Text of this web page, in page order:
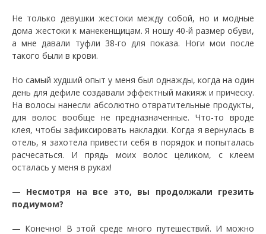
Не только девушки жестоки между собой, но и модные
дома жестоки к манекенщицам. Я ношу 40-й размер обуви,
а мне давали туфли 38-го для показа. Ноги мои после
такого были в крови.
Но самый худший опыт у меня был однажды, когда на один
день для дефиле создавали эффектный макияж и прическу.
На волосы нанесли абсолютно отвратительные продукты,
для волос вообще не предназначенные. Что-то вроде
клея, чтобы зафиксировать накладки. Когда я вернулась в
отель, я захотела привести себя в порядок и попыталась
расчесаться. И прядь моих волос целиком, с клеем
осталась у меня в руках!
— Несмотря на все это, вы продолжали грезить
подиумом?
— Конечно! В этой среде много путешествий. И можно